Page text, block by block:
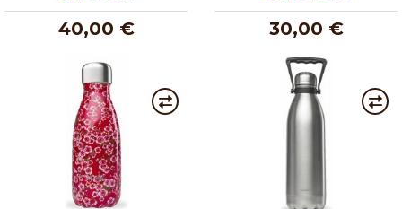
40,00 € 30,00 €